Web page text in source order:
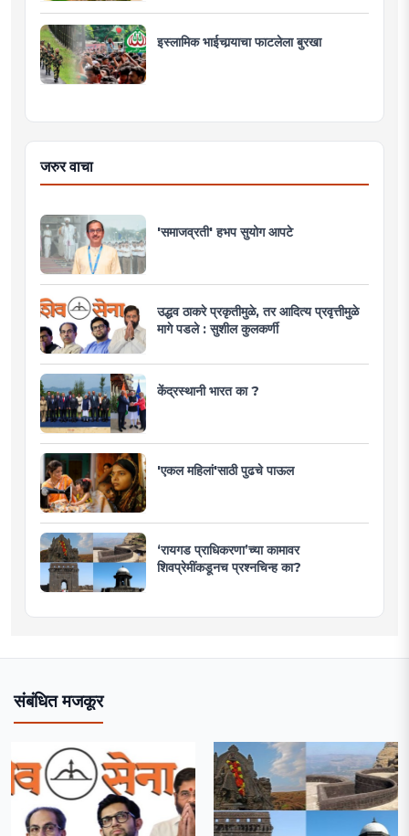
इस्लामिक भाईचार्‍याचा फाटलेला बुरखा
जरुर वाचा
'समाजव्रती' हभप सुयोग आपटे
उद्धव ठाकरे प्रकृतीमुळे, तर आदित्य प्रवृत्तीमुळे
मागे पडले : सुशील कुलकर्णी
केंद्रस्थानी भारत का ?
'एकल महिलां'साठी पुढचे पाऊल
‘रायगड प्राधिकरणा’च्या कामावर
शिवप्रेमींकडूनच प्रश्नचिन्ह का?
संबंधित मजकूर